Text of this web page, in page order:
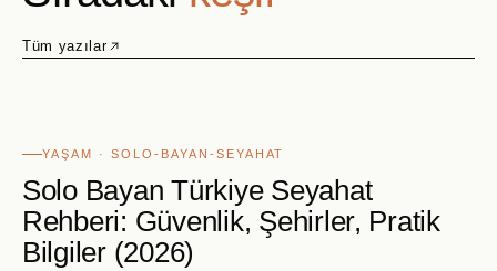
Tüm yazılar
YAŞAM · SOLO-BAYAN-SEYAHAT
Solo Bayan Türkiye Seyahat
Rehberi: Güvenlik, Şehirler, Pratik
Bilgiler (2026)